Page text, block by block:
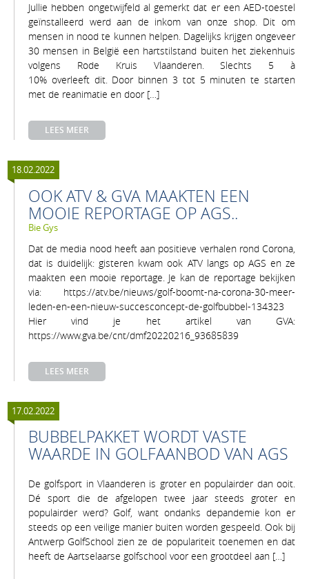
Jullie hebben ongetwijfeld al gemerkt dat er een AED-toestel
geïnstalleerd werd aan de inkom van onze shop. Dit om
mensen in nood te kunnen helpen. Dagelijks krijgen ongeveer
30 mensen in België een hartstilstand buiten het ziekenhuis
volgens Rode Kruis Vlaanderen. Slechts 5 à
10% overleeft dit. Door binnen 3 tot 5 minuten te starten
met de reanimatie en door […]
LEES MEER
18.02.2022
OOK ATV & GVA MAAKTEN EEN
MOOIE REPORTAGE OP AGS..
Bie Gys
Dat de media nood heeft aan positieve verhalen rond Corona,
dat is duidelijk: gisteren kwam ook ATV langs op AGS en ze
maakten een mooie reportage. Je kan de reportage bekijken
via: https://atv.be/nieuws/golf-boomt-na-corona-30-meer-
leden-en-een-nieuw-succesconcept-de-golfbubbel-134323
Hier vind je het artikel van GVA:
https://www.gva.be/cnt/dmf20220216_93685839
LEES MEER
17.02.2022
BUBBELPAKKET WORDT VASTE
WAARDE IN GOLFAANBOD VAN AGS
De golfsport in Vlaanderen is groter en populairder dan ooit.
Dé sport die de afgelopen twee jaar steeds groter en
populairder werd? Golf, want ondanks depandemie kon er
steeds op een veilige manier buiten worden gespeeld. Ook bij
Antwerp GolfSchool zien ze de populariteit toenemen en dat
heeft de Aartselaarse golfschool voor een grootdeel aan […]